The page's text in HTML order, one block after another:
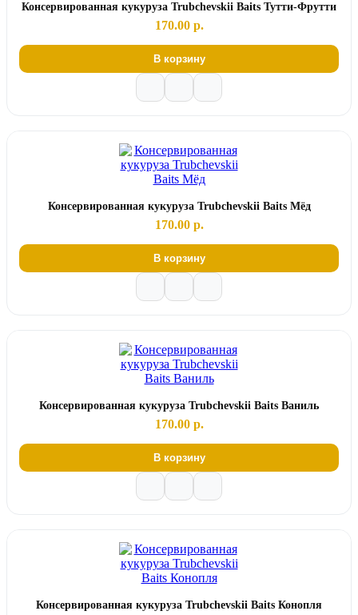
Консервированная кукуруза Trubchevskii Baits Тутти-Фрутти
170.00 р.
В корзину
Консервированная кукуруза Trubchevskii Baits Мёд
170.00 р.
В корзину
Консервированная кукуруза Trubchevskii Baits Ваниль
170.00 р.
В корзину
Консервированная кукуруза Trubchevskii Baits Конопля